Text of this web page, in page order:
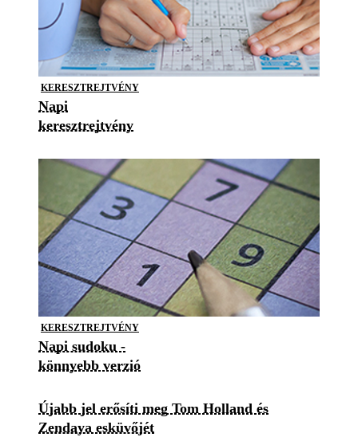
KERESZTREJTVÉNY
Napi
keresztrejtvény
KERESZTREJTVÉNY
Napi sudoku -
könnyebb verzió
Újabb jel erősíti meg Tom Holland és
Zendaya esküvőjét